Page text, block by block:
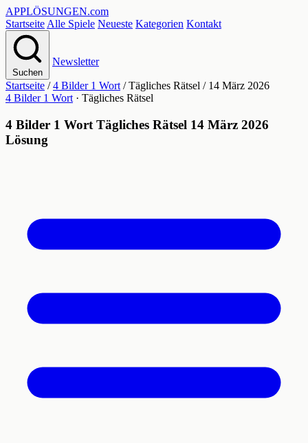
APPLÖSUNGEN.com
Startseite Alle Spiele Neueste Kategorien Kontakt
Suchen
Newsletter
Startseite / 4 Bilder 1 Wort / Tägliches Rätsel / 14 März 2026
4 Bilder 1 Wort · Tägliches Rätsel
4 Bilder 1 Wort Tägliches Rätsel 14 März 2026
Lösung